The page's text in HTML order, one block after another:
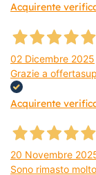
Acquirente
02 Dicembre 2025
Grazie a
Acquirente
20 Novembre
Sono rimasto